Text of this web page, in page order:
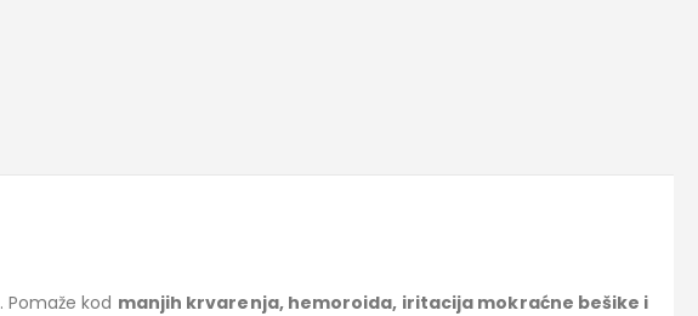
. Pomaže kod manjih krvarenja, hemoroida, iritacija mokraćne bešike i